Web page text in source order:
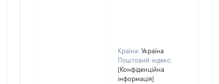
Країна: Україна
Поштовий індекс:
[Конфіденційна
інформація]